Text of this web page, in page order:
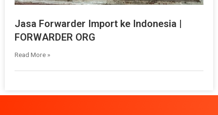
Jasa Forwarder Import ke Indonesia |
FORWARDER ORG
Read More »